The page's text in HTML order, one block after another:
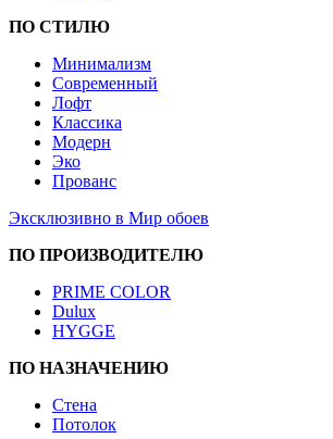
ПО СТИЛЮ
Минимализм
Современный
Лофт
Классика
Модерн
Эко
Прованс
Эксклюзивно в Мир обоев
ПО ПРОИЗВОДИТЕЛЮ
PRIME COLOR
Dulux
HYGGE
ПО НАЗНАЧЕНИЮ
Стена
Потолок